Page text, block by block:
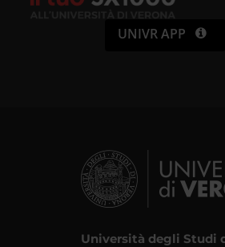
UNIVR APP
Università degli Studi